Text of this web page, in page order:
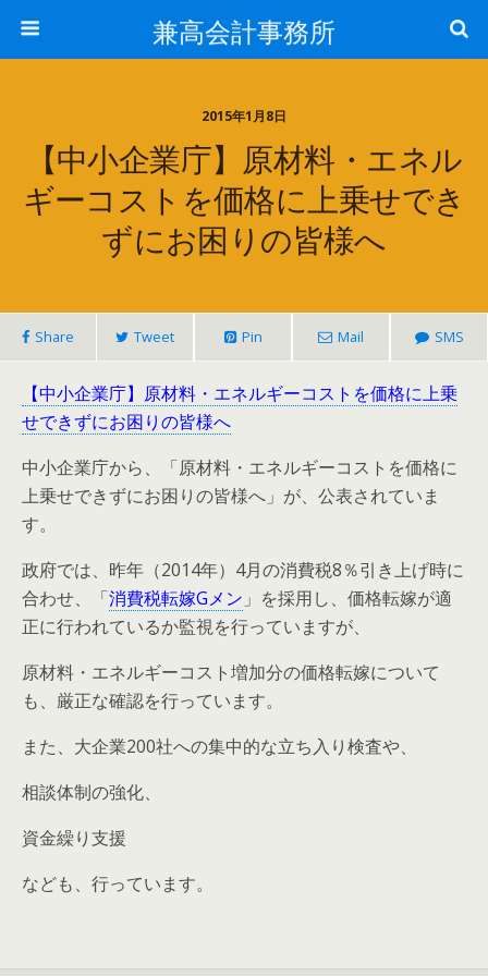
兼高会計事務所
2015年1月8日
【中小企業庁】原材料・エネル
ギーコストを価格に上乗せでき
ずにお困りの皆様へ
Share Tweet Pin Mail SMS
【中小企業庁】原材料・エネルギーコストを価格に上乗
せできずにお困りの皆様へ
中小企業庁から、「原材料・エネルギーコストを価格に
上乗せできずにお困りの皆様へ」が、公表されていま
す。
政府では、昨年（2014年）4月の消費税8％引き上げ時に
合わせ、「消費税転嫁Gメン 」を採用し、価格転嫁が適
正に行われているか監視を行っていますが、
原材料・エネルギーコスト増加分の価格転嫁について
も、厳正な確認を行っています。
また、大企業200社への集中的な立ち入り検査や、
相談体制の強化、
資金繰り支援
なども、行っています。